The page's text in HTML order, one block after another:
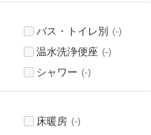
バス・トイレ別 (-)
温水洗浄便座 (-)
シャワー (-)
床暖房 (-)